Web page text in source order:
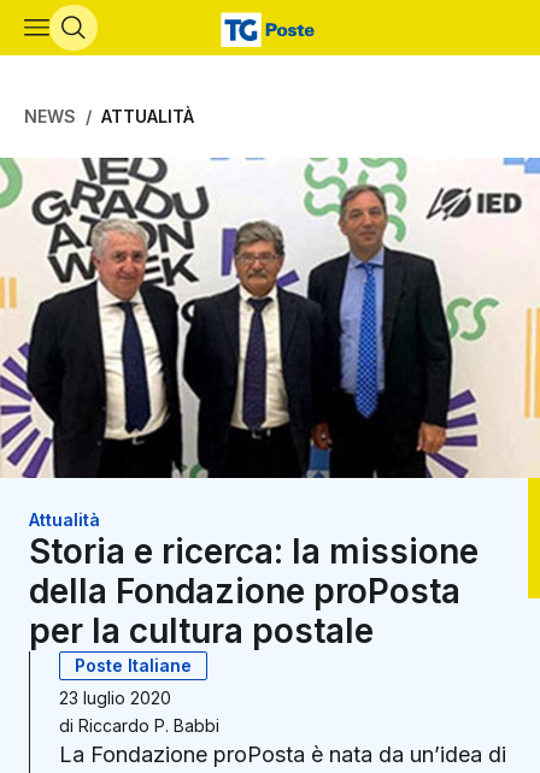
Vai al contenuto principale
NEWS ATTUALITÀ
Attualità
Storia e ricerca: la missione
della Fondazione proPosta
per la cultura postale
Poste Italiane
23 luglio 2020
di Riccardo P. Babbi
La Fondazione proPosta è nata da un’idea di